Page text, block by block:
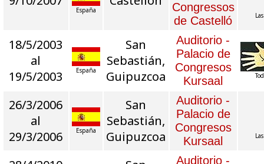
España
Congressos
de Castelló
18/5/2003
al
19/5/2003
España
San
Sebastián,
Guipuzcoa
Auditorio -
Palacio de
Congresos
Kursaal
26/3/2006
al
29/3/2006
España
San
Sebastián,
Guipuzcoa
Auditorio -
Palacio de
Congresos
Kursaal
Auditorio -